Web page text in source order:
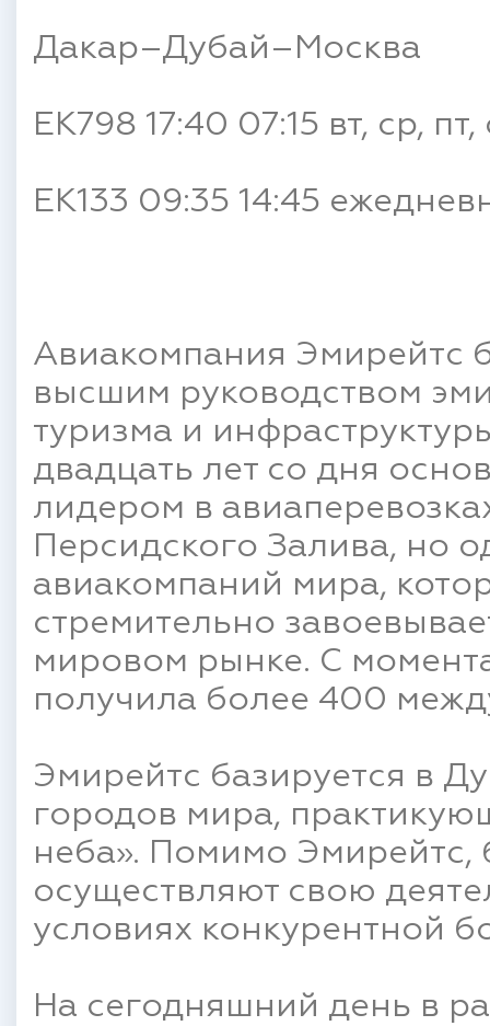
Дакар–Дубай–Москва
EK798 17:40 07:15 вт, ср, пт,
EK133 09:35 14:45
Авиакомпания Эмирейтс
высшим руководством
туризма и
двадцать лет со дня
лидером в
Персидского Залива, но
авиакомпаний мира,
стремительно
мировом рынке. С
получила более 400
Эмирейтс базируется в
городов мира,
неба». Помимо Эмирейтс,
осуществляют свою
условиях конкурентной
На сегодняшний день в